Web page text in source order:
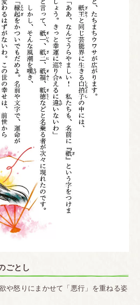
ごとし
や怒りにまかせて「悪行」を重ねる姿